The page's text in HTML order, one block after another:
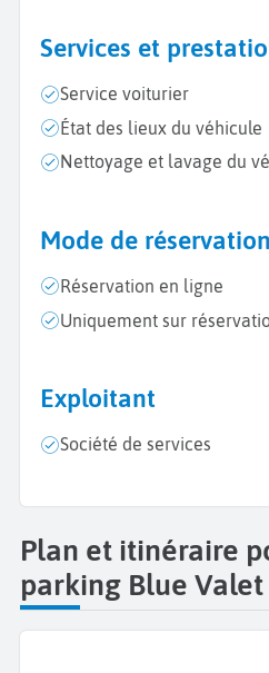
Services et
Service voiturier
État des lieux du véhicule
Nettoyage et lavage du
Mode de réservation
Réservation en ligne
Uniquement sur
Exploitant
Société de services
Plan et itinéraire
parking Blue Valet